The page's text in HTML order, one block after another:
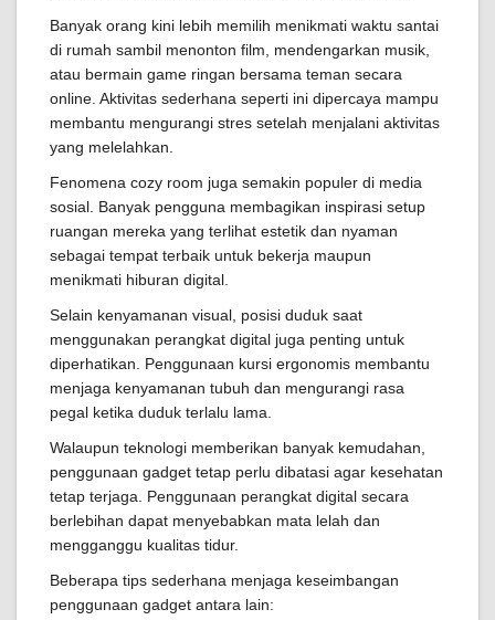
Banyak orang kini lebih memilih menikmati waktu santai
di rumah sambil menonton film, mendengarkan musik,
atau bermain game ringan bersama teman secara
online. Aktivitas sederhana seperti ini dipercaya mampu
membantu mengurangi stres setelah menjalani aktivitas
yang melelahkan.
Fenomena cozy room juga semakin populer di media
sosial. Banyak pengguna membagikan inspirasi setup
ruangan mereka yang terlihat estetik dan nyaman
sebagai tempat terbaik untuk bekerja maupun
menikmati hiburan digital.
Selain kenyamanan visual, posisi duduk saat
menggunakan perangkat digital juga penting untuk
diperhatikan. Penggunaan kursi ergonomis membantu
menjaga kenyamanan tubuh dan mengurangi rasa
pegal ketika duduk terlalu lama.
Walaupun teknologi memberikan banyak kemudahan,
penggunaan gadget tetap perlu dibatasi agar kesehatan
tetap terjaga. Penggunaan perangkat digital secara
berlebihan dapat menyebabkan mata lelah dan
mengganggu kualitas tidur.
Beberapa tips sederhana menjaga keseimbangan
penggunaan gadget antara lain: